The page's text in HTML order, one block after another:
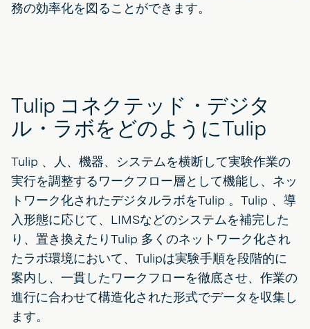
務の効率化を図ることができます。
Tulip コネクテッド・デジタ
ル・ラボをどのようにTulip
Tulip 、人、機器、システムを横断して実験作業の
実行を調整するワークフロー層として機能し、ネッ
トワーク化されたデジタルラボをTulip 。Tulip 、導
入形態に応じて、LIMSなどのシステムを補完した
り、置き換えたりTulip 多くのネットワーク化され
たラボ環境において、Tulipは実験手順を段階的に
案内し、一貫したワークフローを徹底させ、作業の
進行に合わせて構造化された形式でデータを収集し
ます。